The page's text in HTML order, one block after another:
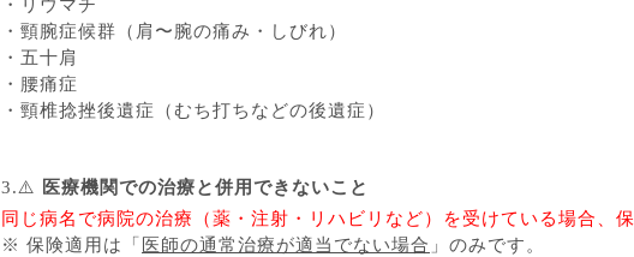
・リウマチ
・頸腕症候群（肩〜腕の痛み・しびれ）
・五十肩
・腰痛症
・頸椎捻挫後遺症（むち打ちなどの後遺症）
3.⚠️
医療機関での治療と併用できないこと
同じ病名で病院の治療（薬・注射・リハビリなど）を受けている場合、
※ 保険適用は「 医師の通常治療が適当でない場合 」のみです。